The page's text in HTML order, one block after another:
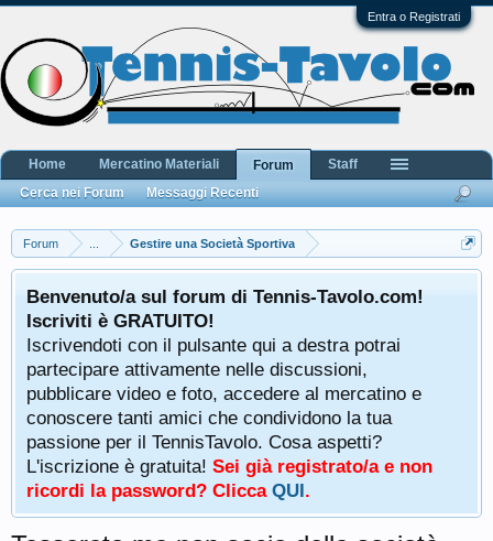
Entra o Registrati
Forum Gestire una Società Sportiva
Benvenuto/a sul forum di Tennis-Tavolo.com!
Iscriviti è GRATUITO!
Iscrivendoti con il pulsante qui a destra potrai
partecipare attivamente nelle discussioni,
pubblicare video e foto, accedere al mercatino e
conoscere tanti amici che condividono la tua
passione per il TennisTavolo. Cosa aspetti?
L'iscrizione è gratuita! Sei già registrato/a e non
ricordi la password? Clicca QUI.
Home Mercatino Materiali
Forum
Cerca nei Forum
Messaggi Recenti
Staff